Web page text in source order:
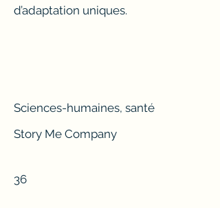
d’adaptation uniques.
Sciences-humaines, santé
Story Me Company
36